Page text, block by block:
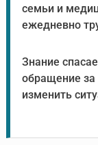
семьи и
ежедневно
Знание
обращение
изменить